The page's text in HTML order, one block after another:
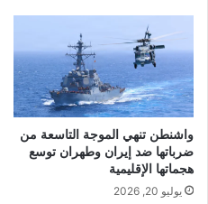
واشنطن تنهي الموجة التاسعة من
ضرباتها ضد إيران وطهران توسع
هجماتها الإقليمية
يوليو 20, 2026